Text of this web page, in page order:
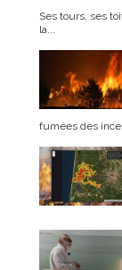
Ses tours, ses
la...
fumées des